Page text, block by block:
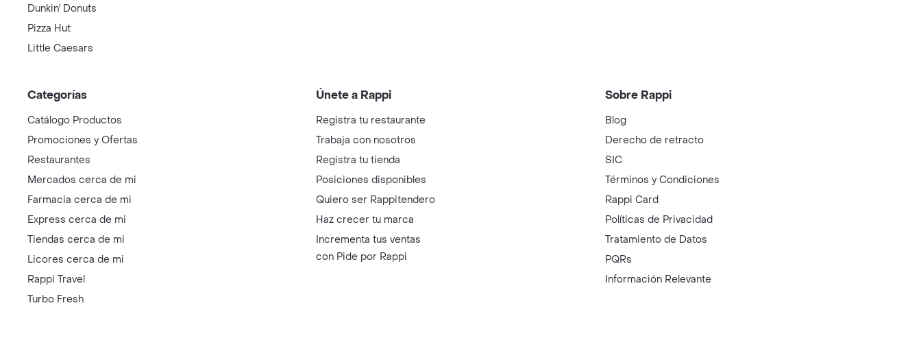
Dunkin' Donuts
Pizza Hut
Little Caesars
Categorías
Catálogo Productos
Promociones y Ofertas
Restaurantes
Mercados cerca de mi
Farmacia cerca de mi
Express cerca de mi
Tiendas cerca de mi
Licores cerca de mi
Rappi Travel
Turbo Fresh
Únete a Rappi
Registra tu restaurante
Trabaja con nosotros
Registra tu tienda
Posiciones disponibles
Quiero ser Rappitendero
Haz crecer tu marca
Incrementa tus ventas
con Pide por Rappi
Sobre Rappi
Blog
Derecho de retracto
SIC
Términos y Condiciones
Rappi Card
Políticas de Privacidad
Tratamiento de Datos
PQRs
Información Relevante